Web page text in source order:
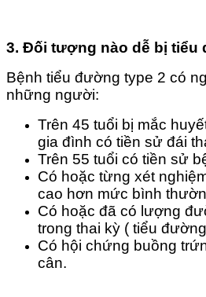
3. Đối tượng nào dễ bị tiểu
Bệnh tiểu đường type 2 có
những người:
Trên 45 tuổi bị mắc
gia đình có tiền sử đái
Trên 55 tuổi có tiền sử
Có hoặc từng xét
cao hơn mức bình
Có hoặc đã có lượng
trong thai kỳ ( tiểu
Có hội chứng buồng
cân.